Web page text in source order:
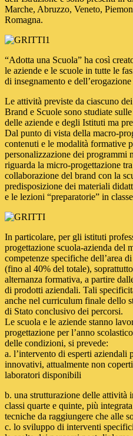
Marche, Abruzzo, Veneto,
Romagna.
“Adotta una Scuola” ha così
le aziende e le scuole in tutte le
di insegnamento e
Le attività previste da ciascuno
Brand e Scuole sono studiate
delle aziende e degli Istituti ma
Dal punto di vista della macro-
contenuti e le modalità formative
personalizzazione dei programmi
riguarda la micro-progettazione
collaborazione del brand con la
predisposizione dei materiali
e le lezioni “preparatorie” in
In particolare, per gli istituti
progettazione scuola-azienda del
competenze specifiche dell’area
(fino al 40% del totale),
alternanza formativa, a partire
di prodotti aziendali. Tali
anche nel curriculum finale dello
di Stato conclusivo dei percorsi.
Le scuola e le aziende stanno
progettazione per l’anno
delle condizioni, si prevede:
a. l’intervento di esperti aziendali
innovativi, attualmente non
laboratori disponibili
b. una strutturazione delle attività
classi quarte e quinte, più
tecniche da raggiungere che alle
c. lo sviluppo di interventi